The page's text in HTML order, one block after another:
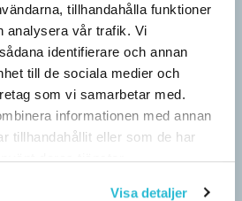
tillhandahålla funktioner
analysera vår trafik. Vi
identifierare och annan
till de sociala medier och
som vi samarbetar med.
informationen med annan
tillhandahållit eller som de har
deras tjänster.
Visa detaljer